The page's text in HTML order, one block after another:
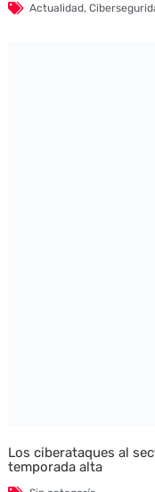
Actualidad,
Los ciberataques al
temporada alta